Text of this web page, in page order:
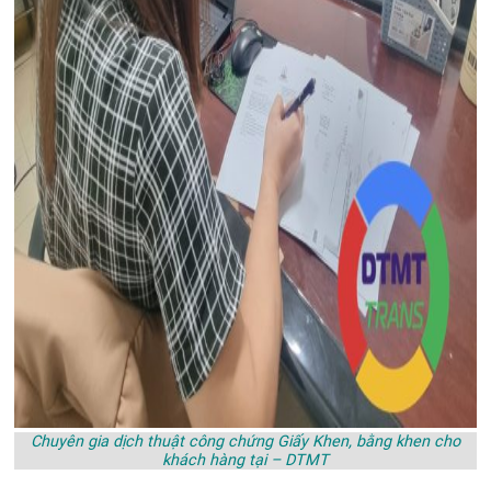
Chuyên gia dịch thuật công chứng Giấy Khen, bằng khen cho
khách hàng tại – DTMT